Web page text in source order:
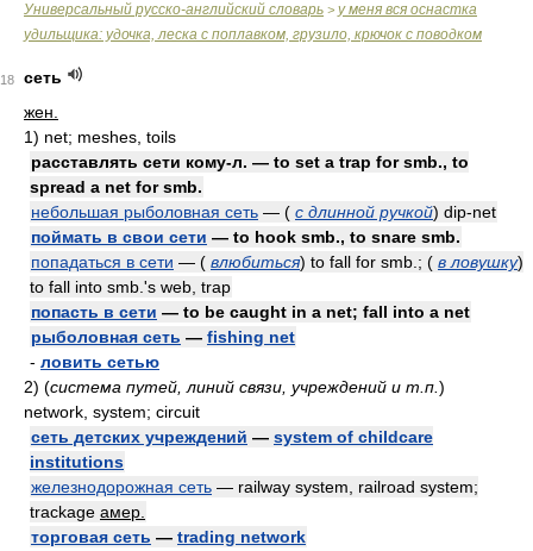
Универсальный русско-английский словарь > у меня вся оснастка
удильщика: удочка, леска с поплавком, грузило, крючок с поводком
18
сеть
жен.
1) net; meshes, toils
расставлять сети кому-л. — to set a trap for smb., to
spread a net for smb.
небольшая рыболовная сеть — ( с длинной ручкой) dip-net
поймать в свои сети — to hook smb., to snare smb.
попадаться в сети — ( влюбиться) to fall for smb.; ( в ловушку)
to fall into smb.'s web, trap
попасть в сети — to be caught in a net; fall into a net
рыболовная сеть — fishing net
- ловить сетью
2) (система путей, линий связи, учреждений и т.п. )
network, system; circuit
сеть детских учреждений — system of childcare
institutions
железнодорожная сеть — railway system, railroad system;
trackage амер.
торговая сеть — trading network